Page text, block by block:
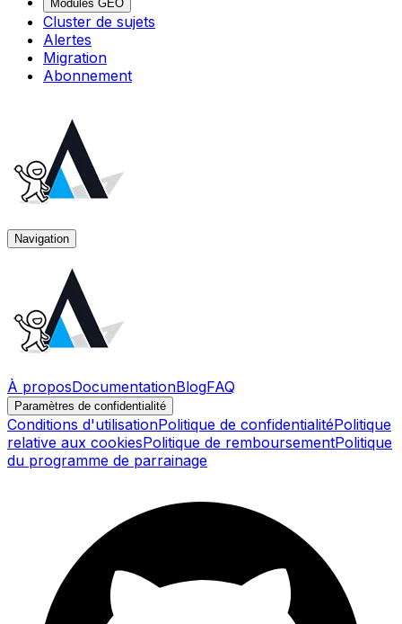
Modules GEO
Cluster de sujets
Alertes
Migration
Abonnement
Navigation
À proposDocumentationBlogFAQ
Paramètres de confidentialité
Conditions d'utilisationPolitique de confidentialitéPolitique
relative aux cookiesPolitique de remboursementPolitique
du programme de parrainage